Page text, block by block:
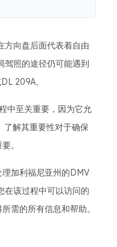
方向盘后面代表着自由
驾照的途径仍可能遇到
209A。
中至关重要，因为它允
了解其重要性对于确保
。
加利福尼亚州的DMV
在该过程中可以访问的
需的所有信息和帮助。